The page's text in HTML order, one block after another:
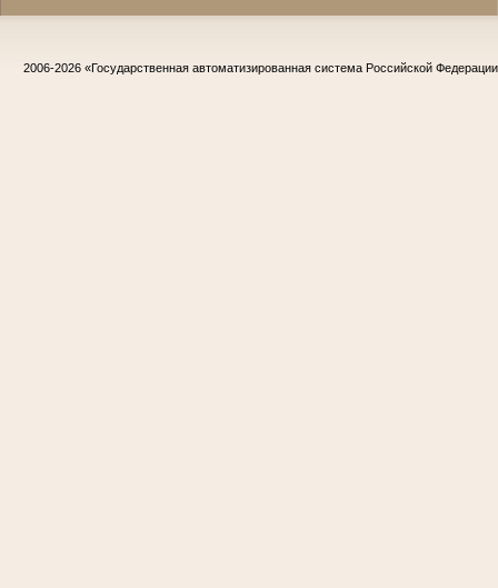
2006-2026 «Государственная автоматизированная система Российской